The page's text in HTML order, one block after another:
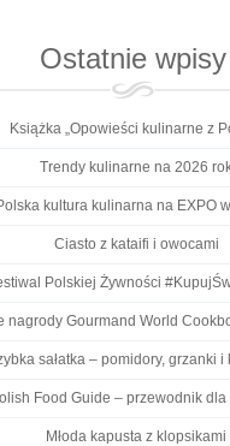
Ostatnie wpisy
Książka „Opowieści kulinarne z
Trendy kulinarne na 2026
kultura kulinarna na EXPO
Ciasto z kataifi i owocami
Polskiej Żywności
nagrody Gourmand World
sałatka – pomidory, grzanki i
Food Guide – przewodnik
Młoda kapusta z klopsikami